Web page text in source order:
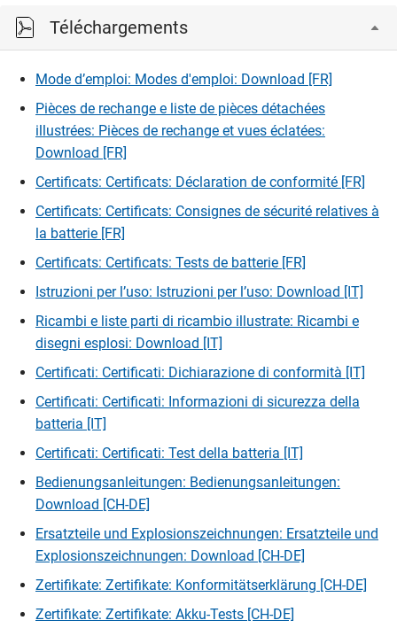
Téléchargements
Mode d’emploi: Modes d'emploi: Download [FR]
Pièces de rechange e liste de pièces détachées
illustrées: Pièces de rechange et vues éclatées:
Download [FR]
Certificats: Certificats: Déclaration de conformité [FR]
Certificats: Certificats: Consignes de sécurité relatives à
la batterie [FR]
Certificats: Certificats: Tests de batterie [FR]
Istruzioni per l’uso: Istruzioni per l’uso: Download [IT]
Ricambi e liste parti di ricambio illustrate: Ricambi e
disegni esplosi: Download [IT]
Certificati: Certificati: Dichiarazione di conformità [IT]
Certificati: Certificati: Informazioni di sicurezza della
batteria [IT]
Certificati: Certificati: Test della batteria [IT]
Bedienungsanleitungen: Bedienungsanleitungen:
Download [CH-DE]
Ersatzteile und Explosionszeichnungen: Ersatzteile und
Explosionszeichnungen: Download [CH-DE]
Zertifikate: Zertifikate: Konformitätserklärung [CH-DE]
Zertifikate: Zertifikate: Akku-Tests [CH-DE]